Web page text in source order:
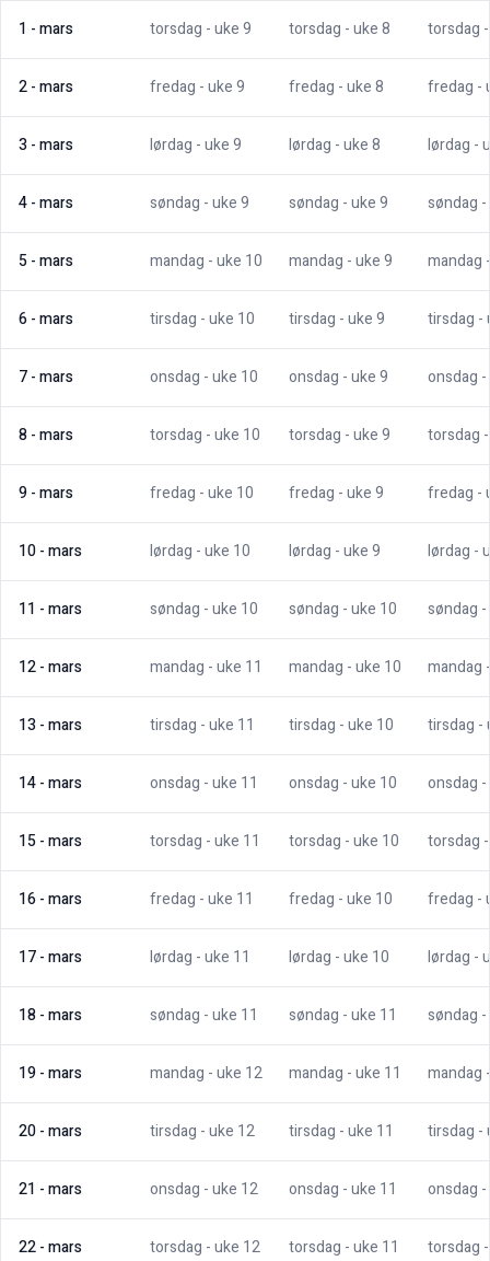
1 -mars torsdag - uke9 torsdag - uke8 torsdag
2-mars fredag - uke9 fredag - uke8 fredag -
3 -mars lørdag - uke9 lørdag - uke8 lørdag -
4-mars søndag - uke9 søndag - uke9 søndag
5-mars mandag - uke 10 mandag - uke9 mandag
6-mars tirsdag - uke 10 tirsdag - uke9 tirsdag -
7-mars onsdag - uke 10 onsdag - uke9 onsdag
8-mars torsdag - uke 10 torsdag - uke9 torsdag
9-mars fredag - uke 10 fredag - uke9 fredag -
10-mars lørdag - uke 10 lørdag - uke9 lørdag -
11 -mars søndag - uke 10 søndag - uke 10 søndag
12-mars mandag - uke 11 mandag - uke 10 mandag
13 -mars tirsdag - uke 11 tirsdag - uke 10 tirsdag -
14-mars onsdag - uke 11 onsdag - uke 10 onsdag
15-mars torsdag - uke 11 torsdag - uke 10 torsdag
16-mars fredag - uke 11 fredag - uke 10 fredag -
17-mars lørdag - uke 11 lørdag - uke 10 lørdag -
18-mars søndag - uke 11 søndag - uke 11 søndag
19-mars mandag - uke 12 mandag - uke 11 mandag
20-mars tirsdag - uke 12 tirsdag - uke 11 tirsdag -
21 -mars onsdag - uke 12 onsdag - uke 11 onsdag
22-mars torsdag - uke 12 torsdag - uke 11 torsdag